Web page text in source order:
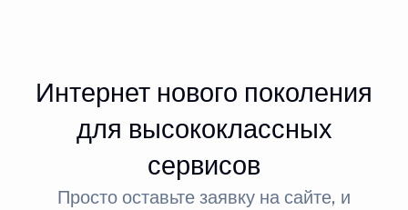
Интернет нового поколения
для высококлассных
сервисов
Просто оставьте заявку на сайте, и